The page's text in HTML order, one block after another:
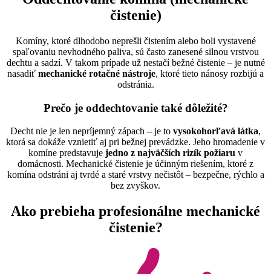
čistenie)
Komíny, ktoré dlhodobo neprešli čistením alebo boli vystavené
spaľovaniu nevhodného paliva, sú často zanesené silnou vrstvou
dechtu a sadzí. V takom prípade už nestačí bežné čistenie – je nutné
nasadiť mechanické rotačné nástroje, ktoré tieto nánosy rozbijú a
odstránia.
Prečo je oddechtovanie také dôležité?
Decht nie je len nepríjemný zápach – je to vysokohorľavá látka,
ktorá sa dokáže vznietiť aj pri bežnej prevádzke. Jeho hromadenie v
komíne predstavuje jedno z najväčších rizík požiaru v
domácnosti. Mechanické čistenie je účinným riešením, ktoré z
komína odstráni aj tvrdé a staré vrstvy nečistôt – bezpečne, rýchlo a
bez zvyškov.
Ako prebieha profesionálne mechanické
čistenie?